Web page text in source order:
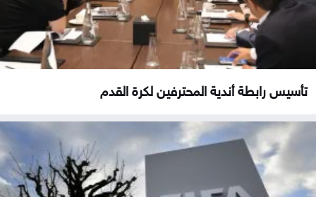
تأسيس رابطة أندية المحترفين لكرة القدم